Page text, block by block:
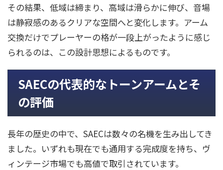
その結果、低域は締まり、高域は滑らかに伸び、音場
は静寂感のあるクリアな空間へと変化します。アーム
交換だけでプレーヤーの格が一段上がったように感じ
られるのは、この設計思想によるものです。
SAECの代表的なトーンアームとそ
の評価
長年の歴史の中で、SAECは数々の名機を生み出してき
ました。いずれも現在でも通用する完成度を持ち、ヴ
ィンテージ市場でも高値で取引されています。